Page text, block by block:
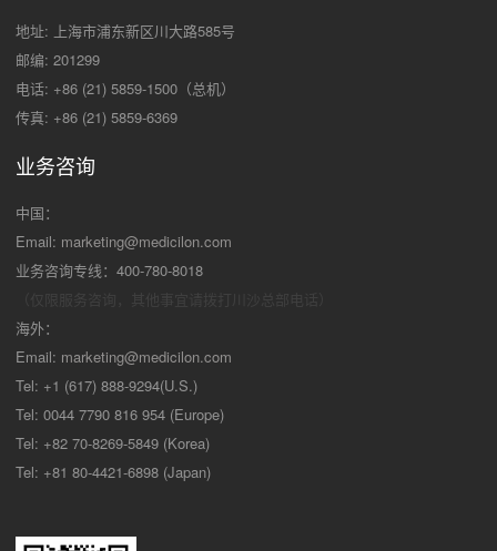
地址: 上海市浦东新区川大路585号
邮编: 201299
电话: +86 (21) 5859-1500（总机）
传真: +86 (21) 5859-6369
业务咨询
中国：
Email: marketing@medicilon.com
业务咨询专线：400-780-8018
海外：
Email: marketing@medicilon.com
Tel: +1 (617) 888-9294(U.S.)
Tel: 0044 7790 816 954 (Europe)
Tel: +82 70-8269-5849 (Korea)
Tel: +81 80-4421-6898 (Japan)